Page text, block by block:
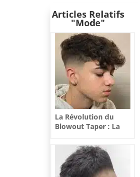
Articles Relatifs
"Mode"
La Révolution du
Blowout Taper : La
Tout